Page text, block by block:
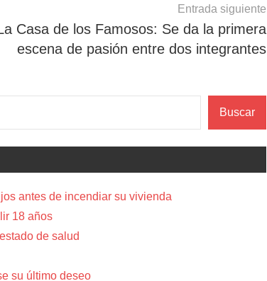
Entrada siguiente
Casa de los Famosos: Se da la primera
escena de pasión entre dos integrantes
Buscar
antes de incendiar su vivienda
18 años
de salud
su último deseo